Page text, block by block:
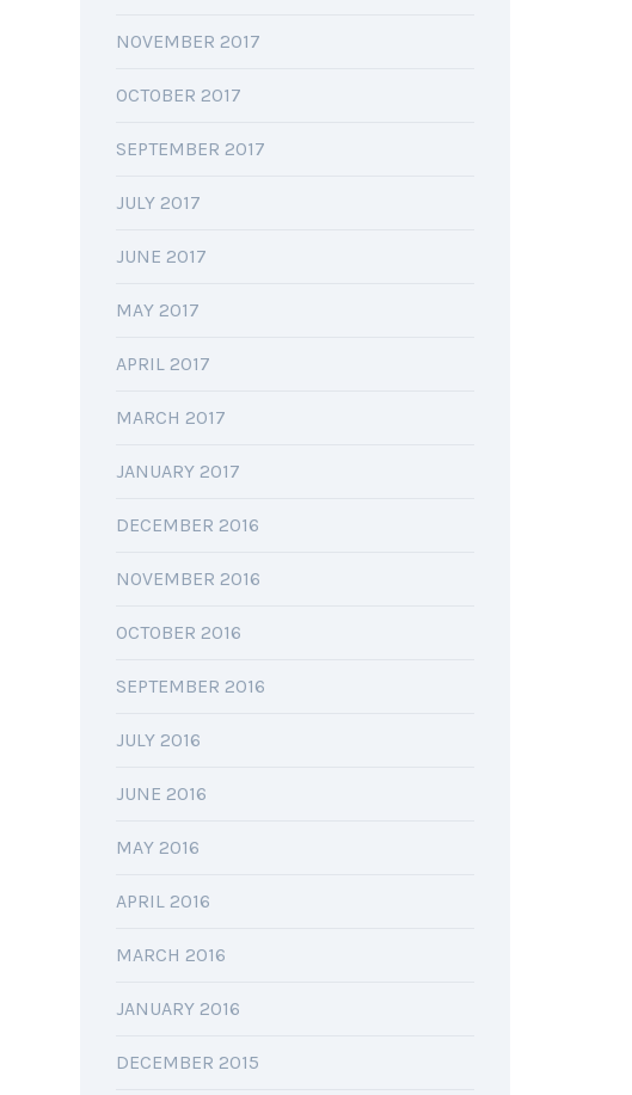
NOVEMBER 2017
OCTOBER 2017
SEPTEMBER 2017
JULY 2017
JUNE 2017
MAY 2017
APRIL 2017
MARCH 2017
JANUARY 2017
DECEMBER 2016
NOVEMBER 2016
OCTOBER 2016
SEPTEMBER 2016
JULY 2016
JUNE 2016
MAY 2016
APRIL 2016
MARCH 2016
JANUARY 2016
DECEMBER 2015